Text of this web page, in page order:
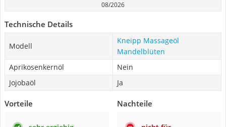
08/2026
Technische Details
Modell
Kneipp Massageöl
Mandelblüten
Aprikosenkernöl
Nein
Jojobaöl
Ja
Vorteile Nachteile